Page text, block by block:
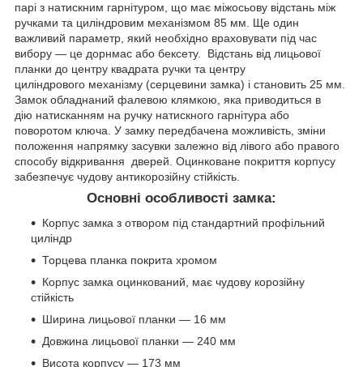
парі з натискним гарнітуром, що має міжосьову відстань між
ручками та циліндровим механізмом 85 мм. Ще один
важливий параметр, який необхідно враховувати під час
вибору — це дорнмас або бексету. Відстань від лицьової
планки до центру квадрата ручки та центру
циліндрового механізму (серцевини замка) і становить 25 мм.
Замок обладнаний фалевою клямкою, яка приводиться в
дію натисканням на ручку натискного гарнітура або
поворотом ключа. У замку передбачена можливість, зміни
положення напрямку засувки залежно від лівого або правого
способу відкривання дверей. Оцинковане покриття корпусу
забезпечує чудову антикорозійну стійкість.
Основні особливості замка:
Корпус замка з отвором під стандартний профільний
циліндр
Торцева планка покрита хромом
Корпус замка оцинкований, має чудову корозійну
стійкість
Ширина лицьової планки — 16 мм
Довжина лицьової планки — 240 мм
Висота корпусу — 173 мм